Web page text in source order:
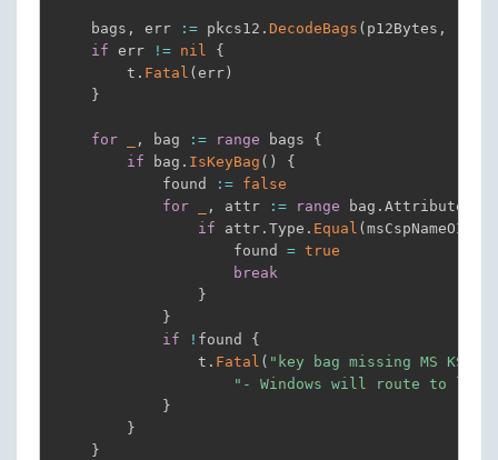
    bags
, err := pkcs12 . DecodeBags ( p12Bytes ,
if err != nil
{
        t
. Fatal ( err )
}
for , bag := range bags {
if bag . IsKeyBag ( )
{
            found
:= false
for
, attr := range bag . Attributes
if attr . Type . Equal ( msCspNameOID
                    found
= true
break
}
}
if
! found {
                t
. Fatal ( "key bag missing MS KSP
"- Windows will route to
}
}
}